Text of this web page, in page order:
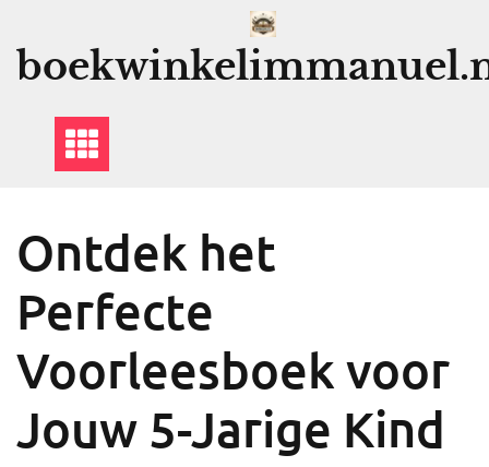
Ontdek het
Perfecte
Voorleesboek voor
Jouw 5-Jarige Kind